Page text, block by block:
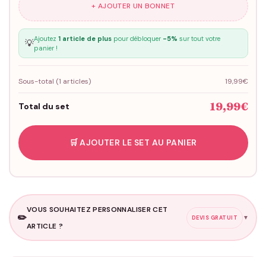
+ AJOUTER UN BONNET
💡Ajoutez 1 article de pluspour débloquer -5% sur tout votre
panier !
Sous-total (1 articles) 19,99€
Total du set 19,99€
🛒 AJOUTER LE SET AU PANIER
✏️
VOUS SOUHAITEZ PERSONNALISER CET
ARTICLE ?
DEVIS GRATUIT ▼